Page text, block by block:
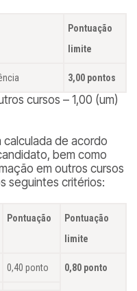
Pontuação
limite
3,00 pontos
cursos – 1,00 (um)
de acordo
bem como
em outros cursos
seguintes critérios:
Pontuação
Pontuação
limite
0,40 ponto 0,80 ponto